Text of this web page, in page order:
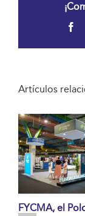
Artículos
FYCMA, el